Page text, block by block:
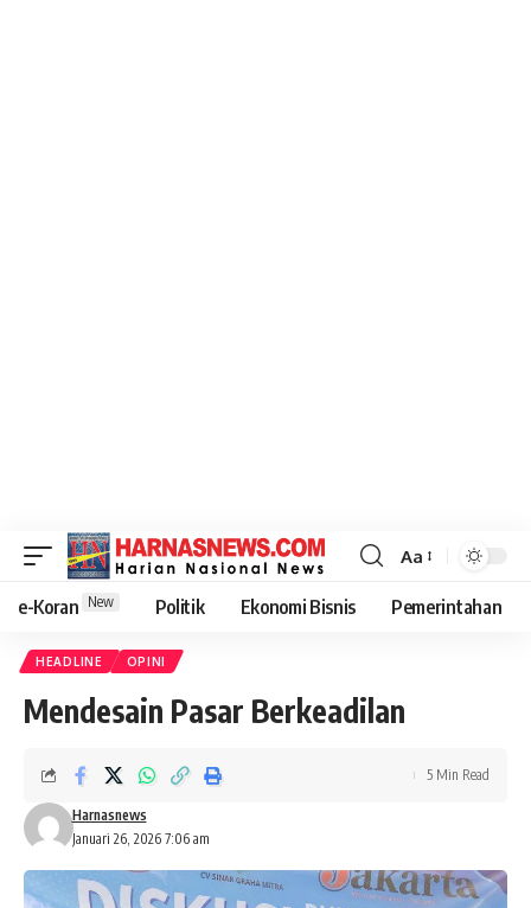
Aa
e-Koran New Politik Ekonomi Bisnis Pemerintahan
HEADLINE OPINI
Mendesain Pasar Berkeadilan
Januari 26, 2026 7:06 am
Harnasnews
5 Min Read